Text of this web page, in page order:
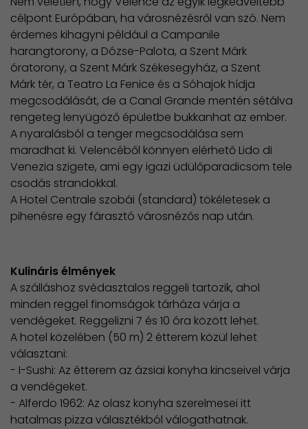
célpont Európában, ha városnézésről van szó. Nem
érdemes kihagyni például a Campanile
harangtorony, a Dózse-Palota, a Szent Márk
óratorony, a Szent Márk Székesegyház, a Szent
Márk tér, a Teatro La Fenice és a Sóhajok hídja
megcsodálását, de a Canal Grande mentén sétálva
rengeteg lenyügöző épületbe bukkanhat az ember.
A nyaralásból a tenger megcsodálása sem
maradhat ki. Velencéből könnyen elérhető Lido di
Venezia szigete, ami egy igazi üdülőparadicsom tele
csodás strandokkal.
​A Hotel Centrale szobái (standard) tökéletesek a
pihenésre egy fárasztó városnézős nap után.
Kulináris élmények
A szálláshoz svédasztalos reggeli tartozik, ahol
minden reggel finomságok tárháza várja a
vendégeket. Reggelizni 7 és 10 óra között lehet.
A hotel közelében (50 m) 2 étterem közül lehet
választani:
- I-Sushi: Az étterem az ázsiai konyha kincseivel várja
a vendégeket.
- Alferdo 1962: Az olasz konyha szerelmesei itt
hatalmas pizza választékból válogathatnak.